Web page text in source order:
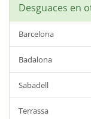
Desguaces en
Barcelona
Badalona
Sabadell
Terrassa